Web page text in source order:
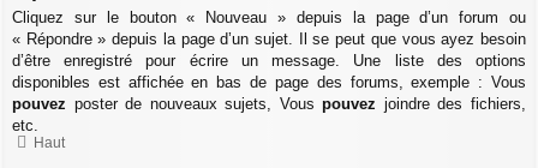
Cliquez sur le bouton « Nouveau » depuis la page d’un forum ou
« Répondre » depuis la page d’un sujet. Il se peut que vous ayez besoin
d’être enregistré pour écrire un message. Une liste des options
disponibles est affichée en bas de page des forums, exemple : Vous
pouvez poster de nouveaux sujets, Vouspouvez joindre des fichiers,
etc.
Haut